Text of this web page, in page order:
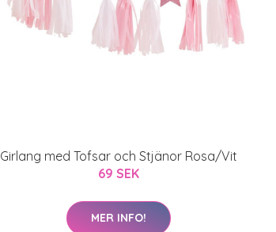
Girlang med Tofsar och Stjänor Rosa/Vit
69 SEK
MER INFO!